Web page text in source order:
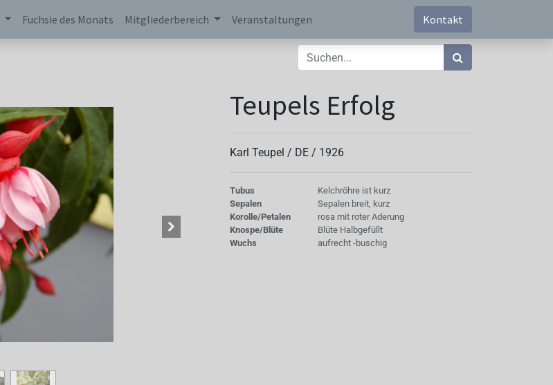
Fuchsie des Monats Mitgliederbereich Veranstaltungen Kontakt
Teupels Erfolg
Karl Teupel / DE / 1926
Tubus
Kelchröhre ist kurz
Sepalen
Sepalen breit, kurz
Korolle/Petalen
rosa mit roter Aderung
Knospe/Blüte
Blüte Halbgefüllt
Wuchs
aufrecht -buschig